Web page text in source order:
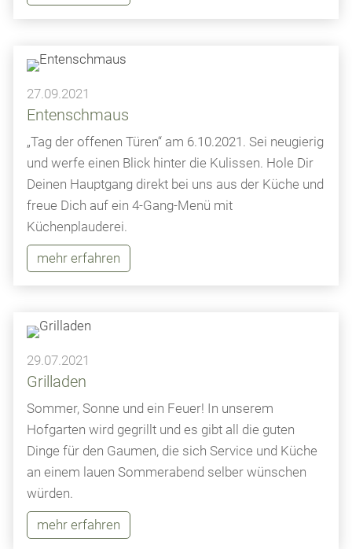
27.09.2021
Entenschmaus
„Tag der offenen Türen“ am 6.10.2021. Sei neugierig
und werfe einen Blick hinter die Kulissen. Hole Dir
Deinen Hauptgang direkt bei uns aus der Küche und
freue Dich auf ein 4-Gang-Menü mit
Küchenplauderei.
mehr erfahren
29.07.2021
Grilladen
Sommer, Sonne und ein Feuer! In unserem
Hofgarten wird gegrillt und es gibt all die guten
Dinge für den Gaumen, die sich Service und Küche
an einem lauen Sommerabend selber wünschen
würden.
mehr erfahren